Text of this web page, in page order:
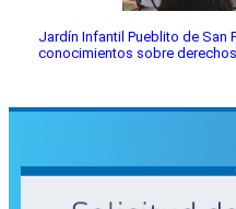
Jardín Infantil Pueblito de San
conocimientos sobre